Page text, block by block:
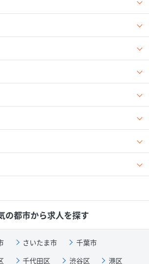
の都市から求人を探す
さいたま市
千葉市
千代田区 渋谷区
港区